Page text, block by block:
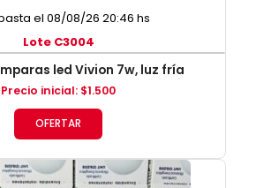
el 08/08/26 20:46 hs
Lote C3004
led Vivion 7w, luz fría
Precio inicial: $1.500
OFERTAR